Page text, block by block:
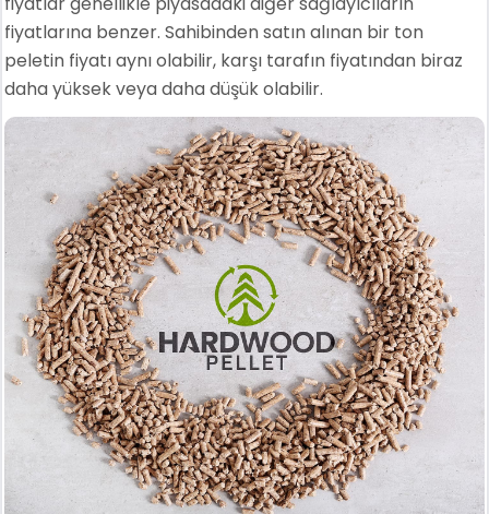
fiyatlarına benzer. Sahibinden satın alınan bir ton
peletin fiyatı aynı olabilir, karşı tarafın fiyatından biraz
daha yüksek veya daha düşük olabilir.